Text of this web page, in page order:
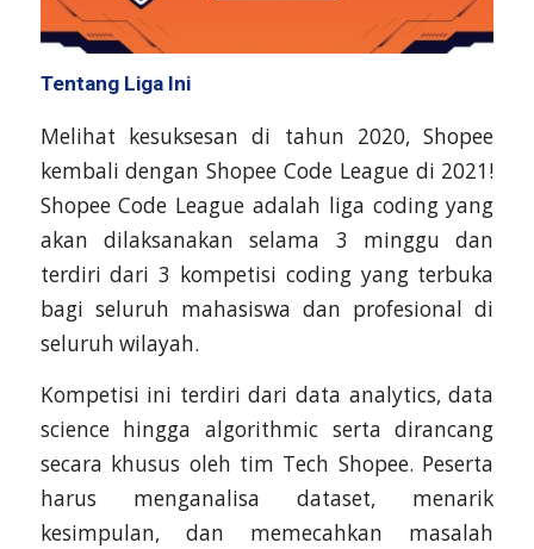
Tentang Liga Ini
Melihat kesuksesan di tahun 2020, Shopee
kembali dengan Shopee Code League di 2021!
Shopee Code League adalah liga coding yang
akan dilaksanakan selama 3 minggu dan
terdiri dari 3 kompetisi coding yang terbuka
bagi seluruh mahasiswa dan profesional di
seluruh wilayah.
Kompetisi ini terdiri dari data analytics, data
science hingga algorithmic serta dirancang
secara khusus oleh tim Tech Shopee. Peserta
harus menganalisa dataset, menarik
kesimpulan, dan memecahkan masalah